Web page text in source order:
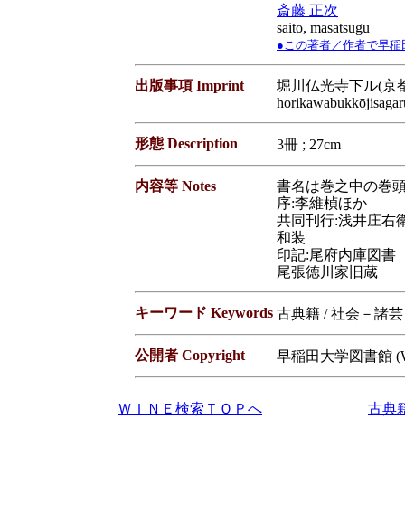
斎藤 正次
saitō, masatsugu
●この著者／作者で早稲
出版事項 Imprint
堀川仏光寺下ル(京
形態 Description 3冊 ; 27cm
内容等 Notes
書名は巻之中の巻
序:李維楨ほか
共同刊行:浅井庄右
和装
印記:尾府内庫図書
尾張徳川家旧蔵
キーワード Keywords 古典籍 / 社会－諸
公開者 Copyright 早稲田大学図書館
ＷＩＮＥ検索ＴＯＰへ 古典